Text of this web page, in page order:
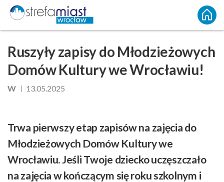
Ruszyły zapisy do Młodzieżowych
Domów Kultury we Wrocławiu!
W 13.05.2025
Trwa pierwszy etap zapisów na zajęcia do
Młodzieżowych Domów Kultury we
Wrocławiu. Jeśli Twoje dziecko uczęszczało
na zajęcia w kończącym się roku szkolnym i